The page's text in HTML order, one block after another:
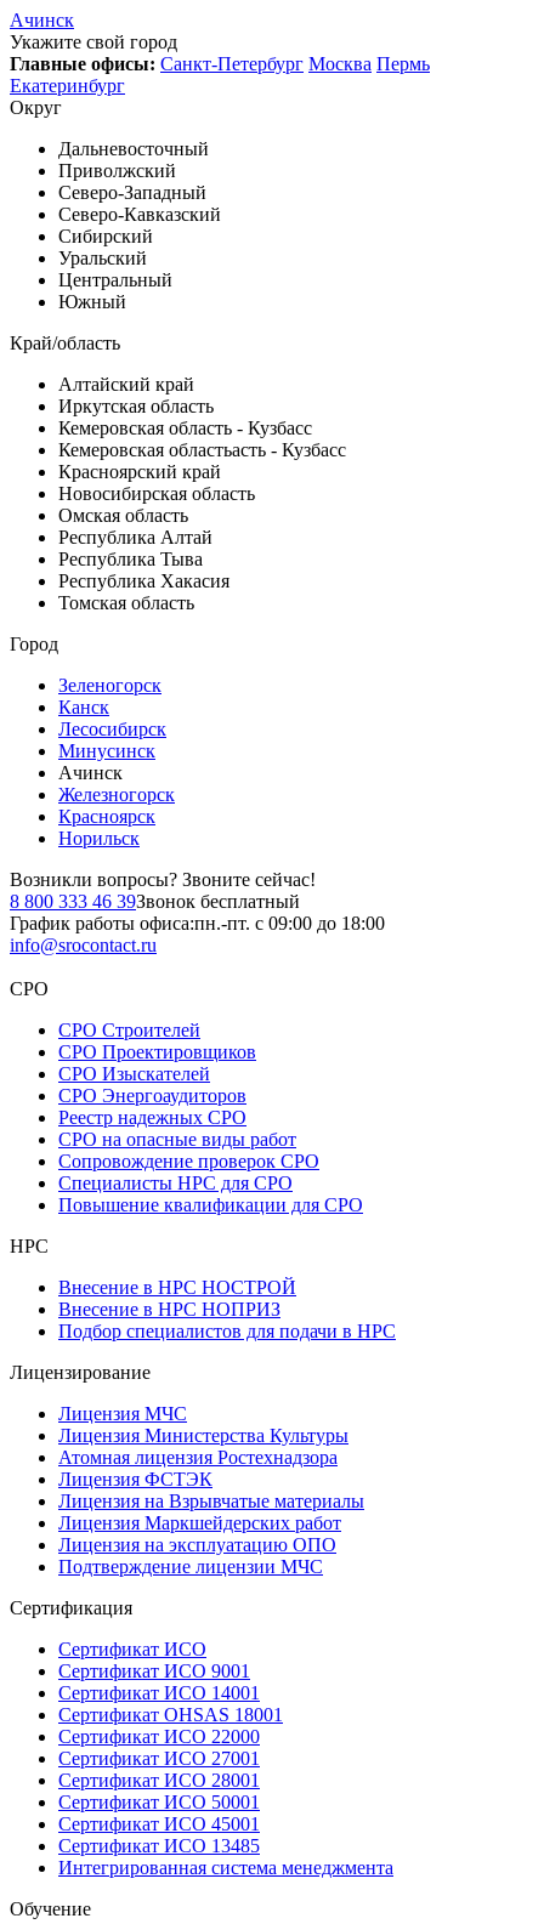
Ачинск
Укажите свой город
Главные офисы: Санкт-Петербург Москва Пермь
Екатеринбург
Округ
Дальневосточный
Приволжский
Северо-Западный
Северо-Кавказский
Сибирский
Уральский
Центральный
Южный
Край/область
Алтайский край
Иркутская область
Кемеровская область - Кузбасс
Кемеровская областьасть - Кузбасс
Красноярский край
Новосибирская область
Омская область
Республика Алтай
Республика Тыва
Республика Хакасия
Томская область
Город
Зеленогорск
Канск
Лесосибирск
Минусинск
Ачинск
Железногорск
Красноярск
Норильск
Возникли вопросы? Звоните сейчас!
8 800 333 46 39Звонок бесплатный
График работы офиса:пн.-пт. с 09:00 до 18:00
info@srocontact.ru
СРО
СРО Строителей
СРО Проектировщиков
СРО Изыскателей
СРО Энергоаудиторов
Реестр надежных СРО
СРО на опасные виды работ
Сопровождение проверок СРО
Специалисты НРС для СРО
Повышение квалификации для СРО
НРС
Внесение в НРС НОСТРОЙ
Внесение в НРС НОПРИЗ
Подбор специалистов для подачи в НРС
Лицензирование
Лицензия МЧС
Лицензия Министерства Культуры
Атомная лицензия Ростехнадзора
Лицензия ФСТЭК
Лицензия на Взрывчатые материалы
Лицензия Маркшейдерских работ
Лицензия на эксплуатацию ОПО
Подтверждение лицензии МЧС
Сертификация
Сертификат ИСО
Сертификат ИСО 9001
Сертификат ИСО 14001
Сертификат OHSAS 18001
Сертификат ИСО 22000
Сертификат ИСО 27001
Сертификат ИСО 28001
Сертификат ИСО 50001
Сертификат ИСО 45001
Сертификат ИСО 13485
Интегрированная система менеджмента
Обучение